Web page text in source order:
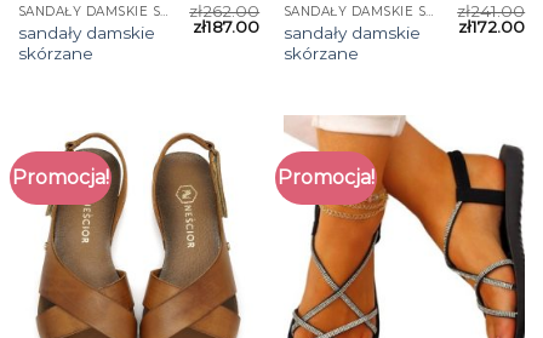
SANDAŁY DAMSKIE SKÓRZANE
sandały damskie
skórzane
zł262.00
zł187.00
SANDAŁY DAMSKIE SKÓRZANE
sandały damskie
skórzane
zł241.00
zł172.00
Promocja! Promocja!